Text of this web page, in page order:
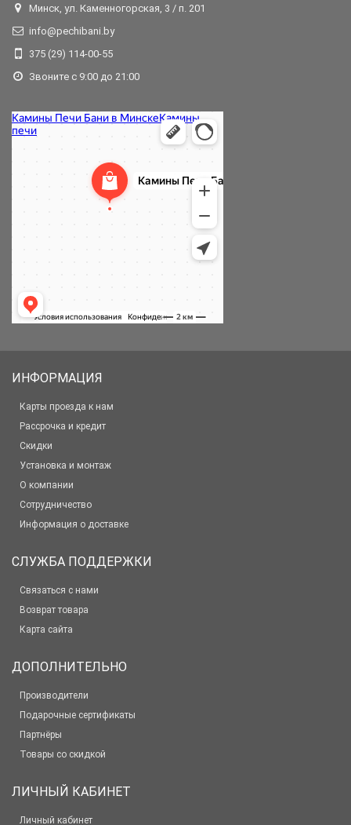
Минск, ул. Каменногорская, 3 / п. 201
info@pechibani.by
375 (29) 114-00-55
Звоните с 9:00 до 21:00
ИНФОРМАЦИЯ
Карты проезда к нам
Рассрочка и кредит
Скидки
Установка и монтаж
О компании
Сотрудничество
Информация о доставке
СЛУЖБА ПОДДЕРЖКИ
Связаться с нами
Возврат товара
Карта сайта
ДОПОЛНИТЕЛЬНО
Производители
Подарочные сертификаты
Партнёры
Товары со скидкой
ЛИЧНЫЙ КАБИНЕТ
Личный кабинет